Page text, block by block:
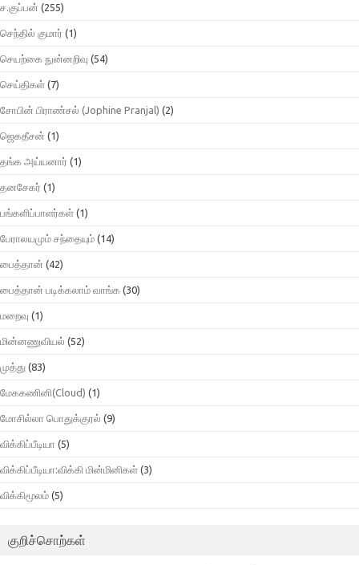
ச.குப்பன் (255)
செந்தில் குமார் (1)
செயற்கை நுன்னறிவு (54)
செய்திகள் (7)
சோபின் பிராண்சல் (Jophine Pranjal) (2)
ஜெகதீசன் (1)
தங்க அய்யனார் (1)
தனசேகர் (1)
பங்களிப்பாளர்கள் (1)
பேராலயமும் சந்தையும் (14)
பைத்தான் (42)
பைத்தான் படிக்கலாம் வாங்க (30)
மறைவு (1)
மின்னணுவியல் (52)
முத்து (83)
மேககணினி(Cloud) (1)
மோசில்லா பொதுக்குரல் (9)
விக்கிப்பீடியா (5)
விக்கிப்பீடியா:விக்கி மின்மினிகள் (3)
விக்கிமூலம் (5)
குறிச்சொற்கள்